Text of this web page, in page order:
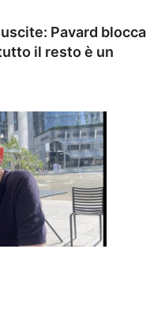
Pavard blocca
il resto è un